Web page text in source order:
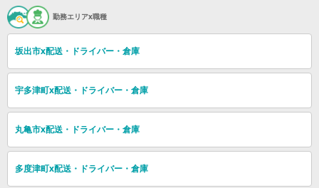
勤務エリアx職種
坂出市x配送・ドライバー・倉庫
宇多津町x配送・ドライバー・倉庫
丸亀市x配送・ドライバー・倉庫
多度津町x配送・ドライバー・倉庫